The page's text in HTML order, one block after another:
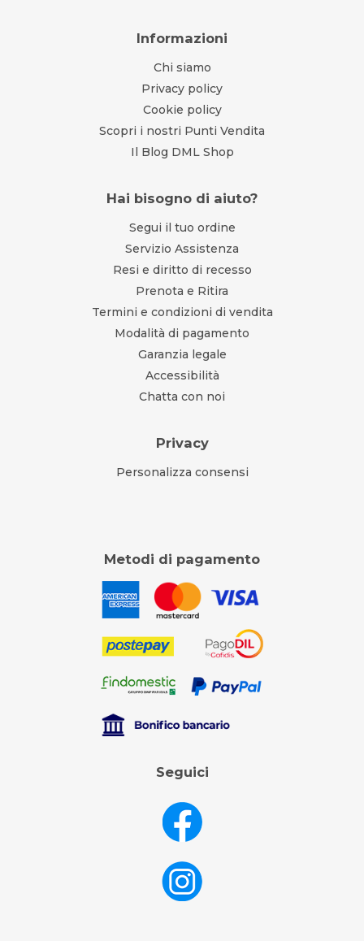
Informazioni
Chi siamo
Privacy policy
Cookie policy
Scopri i nostri Punti Vendita
Il Blog DML Shop
Hai bisogno di aiuto?
Segui il tuo ordine
Servizio Assistenza
Resi e diritto di recesso
Prenota e Ritira
Termini e condizioni di vendita
Modalità di pagamento
Garanzia legale
Accessibilità
Chatta con noi
Privacy
Personalizza consensi
Metodi di pagamento
Seguici